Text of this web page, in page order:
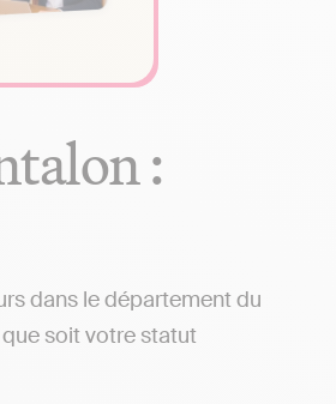
:
dans le département du
soit votre statut